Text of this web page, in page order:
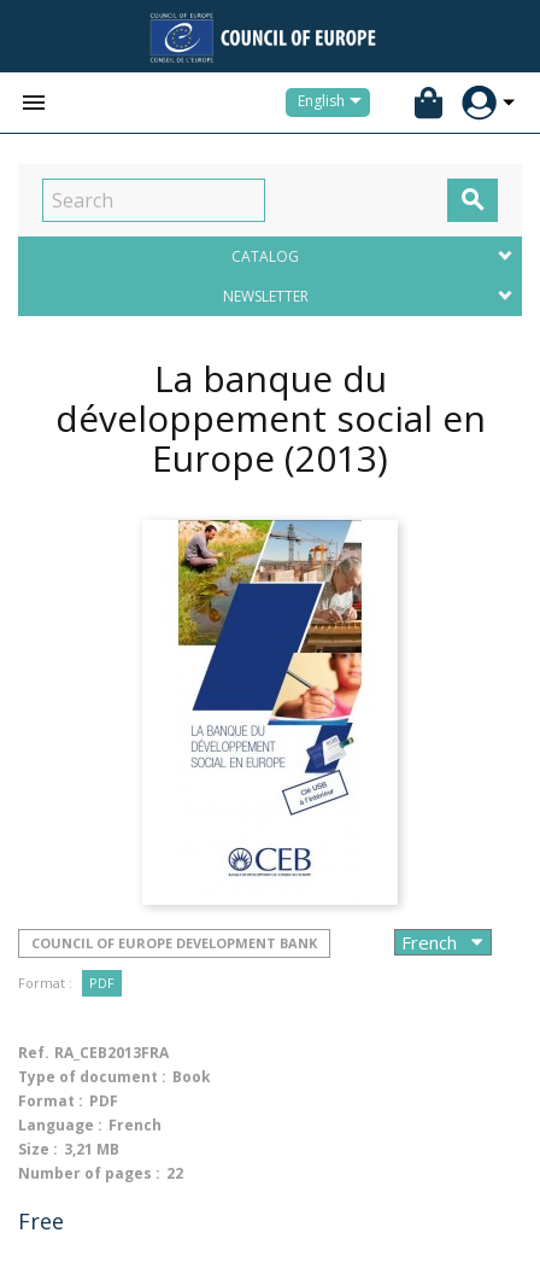
 English

CATALOG
NEWSLETTER
La banque du
développement social en
Europe (2013)
COUNCIL OF EUROPE DEVELOPMENT BANK
Format : PDF
Ref. RA_CEB2013FRA
Type of document : Book
Format : PDF
Language : French
Size : 3,21 MB
Number of pages : 22
Free